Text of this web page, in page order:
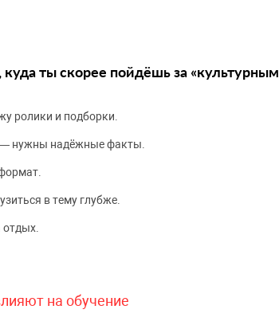
ты скорее пойдёшь за «культурным
ролики и подборки.
— нужны надёжные факты.
в тему глубже.
на обучение